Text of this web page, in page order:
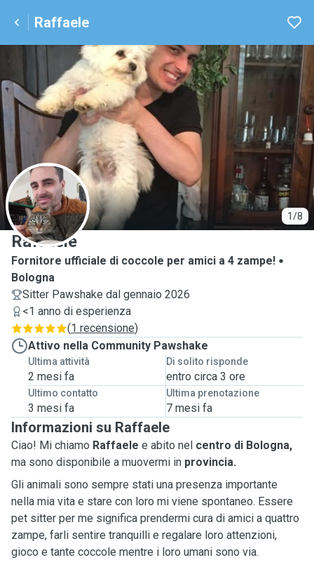
Raffaele
1/8
R
Raffaele
Fornitore ufficiale di coccole per amici a 4 zampe!
Bologna
Sitter Pawshake dal gennaio 2026
<1 anno di esperienza
(1 recensione)
Attivo nella Community Pawshake
Ultima attività
2 mesi fa
Di solito risponde
entro circa 3 ore
Ultimo contatto
3 mesi fa
Ultima prenotazione
7 mesi fa
Informazioni su Raffaele
Ciao! Mi chiamo Raffaele e abito nel centro di Bologna,
ma sono disponibile a muovermi in provincia.
Gli animali sono sempre stati una presenza importante
nella mia vita e stare con loro mi viene spontaneo. Essere
pet sitter per me significa prendermi cura di amici a quattro
zampe, farli sentire tranquilli e regalare loro attenzioni,
gioco e tante coccole mentre i loro umani sono via.